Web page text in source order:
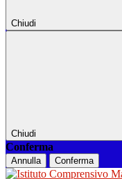
Chiudi
Chiudi
Conferma
Annulla Conferma